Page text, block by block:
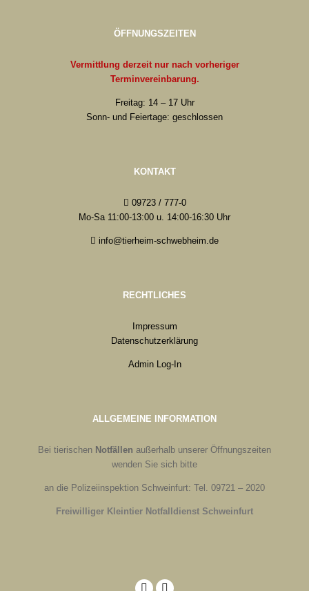
ÖFFNUNGSZEITEN
Vermittlung derzeit nur nach vorheriger
Terminvereinbarung.
Freitag: 14 – 17 Uhr
Sonn- und Feiertage: geschlossen
KONTAKT
09723 / 777-0
Mo-Sa 11:00-13:00 u. 14:00-16:30 Uhr
info@tierheim-schwebheim.de
RECHTLICHES
Impressum
Datenschutzerklärung
Admin Log-In
ALLGEMEINE INFORMATION
Bei tierischen Notfällen außerhalb unserer Öffnungszeiten
wenden Sie sich bitte
an die Polizeiinspektion Schweinfurt: Tel. 09721 – 2020
Freiwilliger Kleintier Notfalldienst Schweinfurt